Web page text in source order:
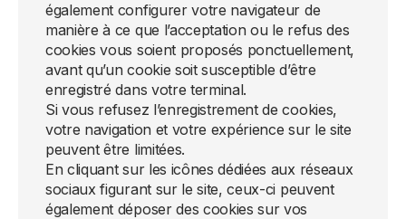
également configurer votre navigateur de
manière à ce que l’acceptation ou le refus des
cookies vous soient proposés ponctuellement,
avant qu’un cookie soit susceptible d’être
enregistré dans votre terminal.
Si vous refusez l’enregistrement de cookies,
votre navigation et votre expérience sur le site
peuvent être limitées.
En cliquant sur les icônes dédiées aux réseaux
sociaux figurant sur le site, ceux-ci peuvent
également déposer des cookies sur vos